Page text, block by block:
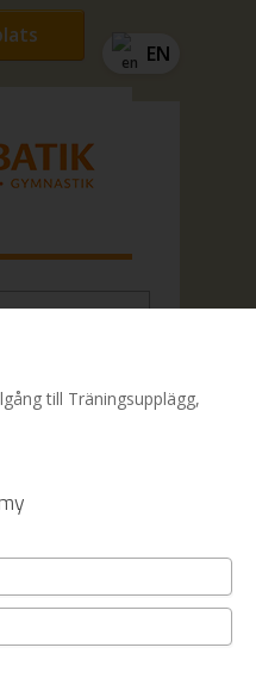
EN
angiven e-
till Träningsupplägg,